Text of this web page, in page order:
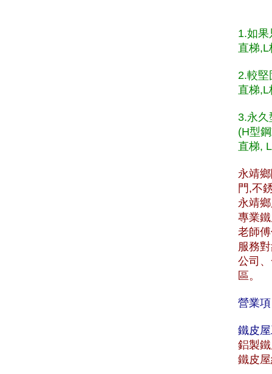
1.如
直梯
2.較堅
直梯
3.永久
(H型
直梯,
永靖
門,不
永靖
專業
老師
服務
公司
區。
營業
鐵皮
鋁製
鐵皮